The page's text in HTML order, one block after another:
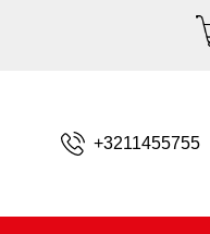
+3211455755